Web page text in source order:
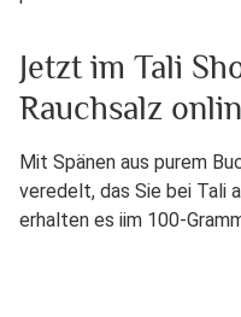
Jetzt im Tali
Rauchsalz
Mit Spänen aus purem
veredelt, das Sie bei Tali
erhalten es iim 100-